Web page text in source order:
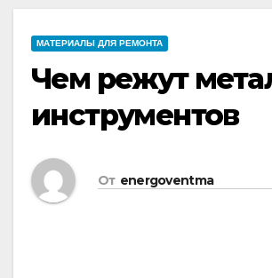
МАТЕРИАЛЫ ДЛЯ РЕМОНТА
Чем режут
инструментов
От energoventma